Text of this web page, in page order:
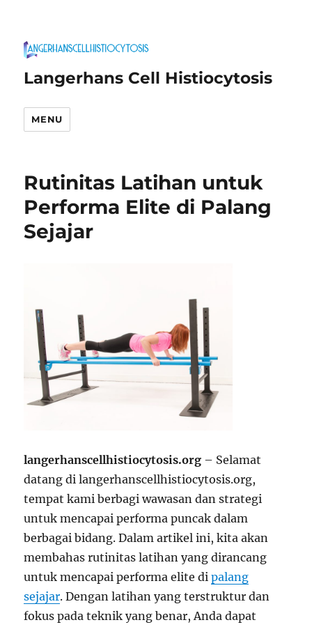
Langerhans Cell Histiocytosis
MENU
Rutinitas Latihan untuk
Performa Elite di Palang
Sejajar
langerhanscellhistiocytosis.org – Selamat
datang di langerhanscellhistiocytosis.org,
tempat kami berbagi wawasan dan strategi
untuk mencapai performa puncak dalam
berbagai bidang. Dalam artikel ini, kita akan
membahas rutinitas latihan yang dirancang
untuk mencapai performa elite dipalang
sejajar. Dengan latihan yang terstruktur dan
fokus pada teknik yang benar, Anda dapat